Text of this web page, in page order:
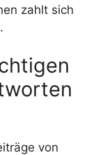
zahlt sich
von